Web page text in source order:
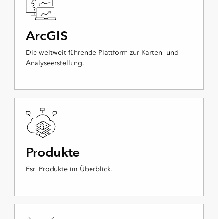
ArcGIS
Die weltweit führende Plattform zur Karten- und
Analyseerstellung.
Produkte
Esri Produkte im Überblick.